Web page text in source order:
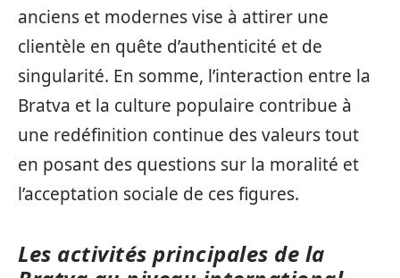
anciens et modernes vise à attirer une
clientèle en quête d’authenticité et de
singularité. En somme, l’interaction entre la
Bratva et la culture populaire contribue à
une redéfinition continue des valeurs tout
en posant des questions sur la moralité et
l’acceptation sociale de ces figures.
Les activités principales de la